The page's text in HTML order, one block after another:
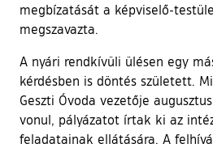
megbízatását a képviselő-
megszavazta.
A nyári rendkívüli ülésen egy
kérdésben is döntés született.
Geszti Óvoda vezetője
vonul, pályázatot írtak ki az
feladatainak ellátására. A